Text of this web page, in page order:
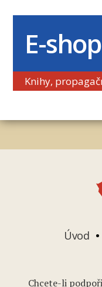
E-shop
Knihy,
Úvod
Chcete-li